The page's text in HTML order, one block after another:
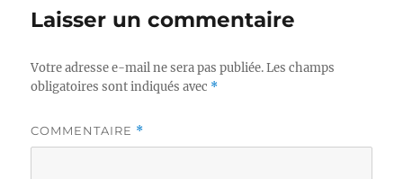
Laisser un commentaire
Votre adresse e-mail ne sera pas publiée. Les champs
obligatoires sont indiqués avec *
COMMENTAIRE *